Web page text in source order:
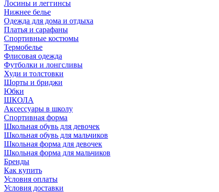
Лосины и леггинсы
Нижнее белье
Одежда для дома и отдыха
Платья и сарафаны
Спортивные костюмы
Термобелье
Флисовая одежда
Футболки и лонгсливы
Худи и толстовки
Шорты и бриджи
Юбки
ШКОЛА
Аксессуары в школу
Спортивная форма
Школьная обувь для девочек
Школьная обувь для мальчиков
Школьная форма для девочек
Школьная форма для мальчиков
Бренды
Как купить
Условия оплаты
Условия доставки